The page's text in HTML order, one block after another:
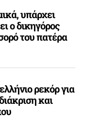
υπάρχει
ο δικηγόρος
του πατέρα
ρεκόρ για
και